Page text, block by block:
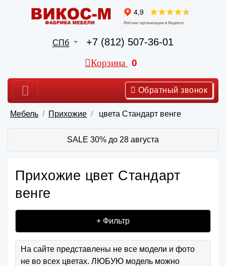
СПб +7 (812) 507-36-01
Корзина 0
Обратный звонок
Мебель Прихожие цвета Стандарт венге
SALE 30% до 28 августа
Прихожие цвет Стандарт
венге
+ Фильтр
На сайте представлены не все модели и фото
не во всех цветах. ЛЮБУЮ модель можно